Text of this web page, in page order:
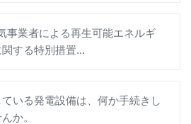
事業者による再生可能エネルギ
する特別措置...
いる発電設備は、何か手続きし
か。